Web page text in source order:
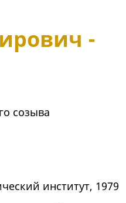
-
созыва
институт, 1979